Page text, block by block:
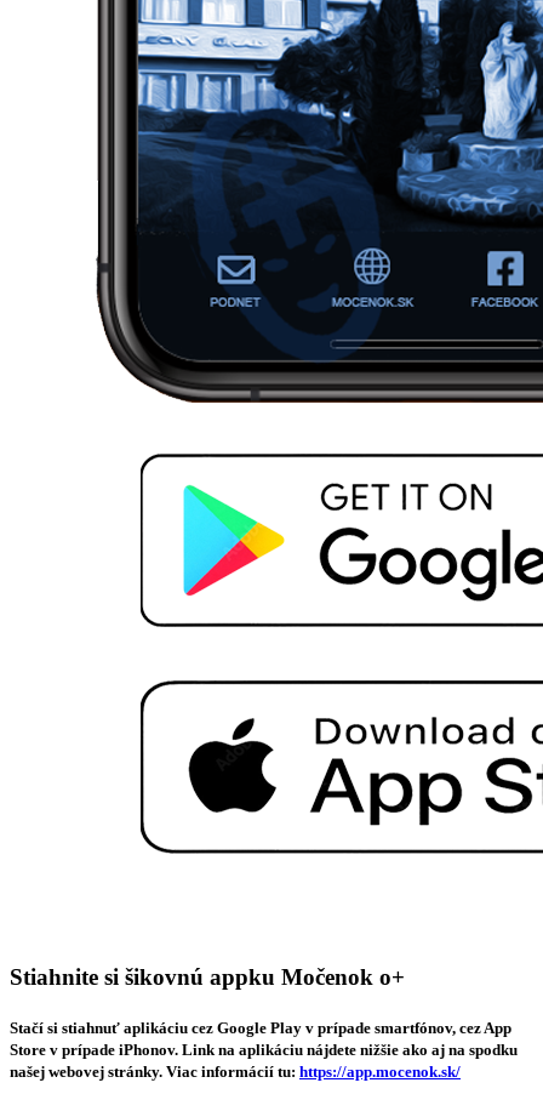
Stiahnite si šikovnú appku Močenok o+
Stačí si stiahnuť aplikáciu cez Google Play v prípade smartfónov, cez App
Store v prípade iPhonov. Link na aplikáciu nájdete nižšie ako aj na spodku
našej webovej stránky. Viac informácií tu: https://app.mocenok.sk/